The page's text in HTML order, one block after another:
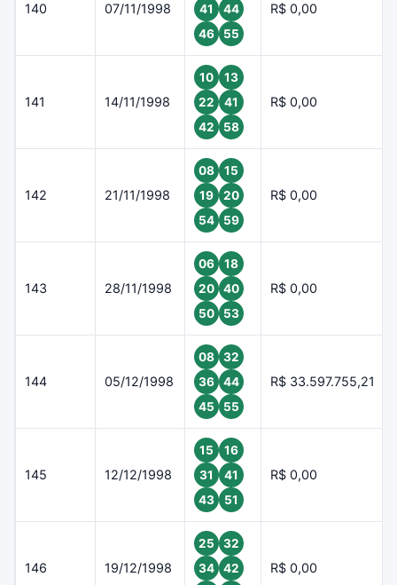
140 07/11/1998
41
44
46
55
R$ 0,00
141 14/11/1998
10
13
22
41
42
58
R$ 0,00
142 21/11/1998
08
15
19
20
54
59
R$ 0,00
143 28/11/1998
06
18
20
40
50
53
R$ 0,00
144 05/12/1998
08
32
36
44
45
55
R$ 33.597.755,21
145 12/12/1998
15
16
31
41
43
51
R$ 0,00
146 19/12/1998
25
32
34
42
R$ 0,00